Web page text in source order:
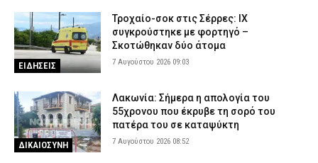
ΕΙΔΗΣΕΙΣ
Τροχαίο-σοκ στις Σέρρες: ΙΧ
συγκρούστηκε με φορτηγό –
Σκοτώθηκαν δύο άτομα
7 Αυγούστου 2026 09:03
ΔΙΚΑΙΟΣΥΝΗ
Λακωνία: Σήμερα η απολογία του
55χρονου που έκρυβε τη σορό του
πατέρα του σε καταψύκτη
7 Αυγούστου 2026 08:52